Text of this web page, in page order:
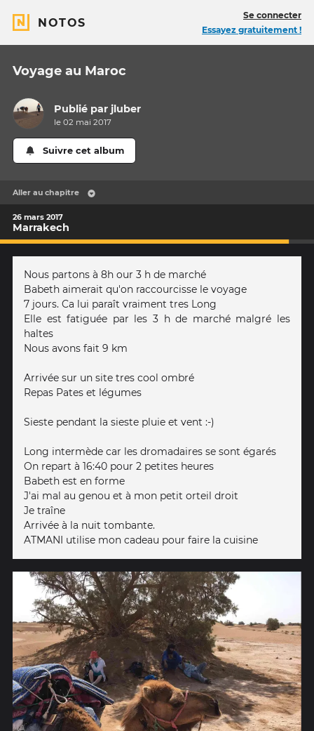
NOTOS
Se connecter
Essayez gratuitement !
Voyage au Maroc
Publié par jluber
le 02 mai 2017
Suivre cet album
Aller au chapitre
26 mars 2017
Marrakech
Nous partons à 8h our 3 h de marché
Babeth aimerait qu'on raccourcisse le voyage
7 jours. Ca lui paraît vraiment tres Long
Elle est fatiguée par les 3 h de marché malgré les
haltes
Nous avons fait 9 km
Arrivée sur un site tres cool ombré
Repas Pates et légumes
Sieste pendant la sieste pluie et vent :-)
Long intermède car les dromadaires se sont égarés
On repart à 16:40 pour 2 petites heures
Babeth est en forme
J'ai mal au genou et à mon petit orteil droit
Je traîne
Arrivée à la nuit tombante.
ATMANI utilise mon cadeau pour faire la cuisine